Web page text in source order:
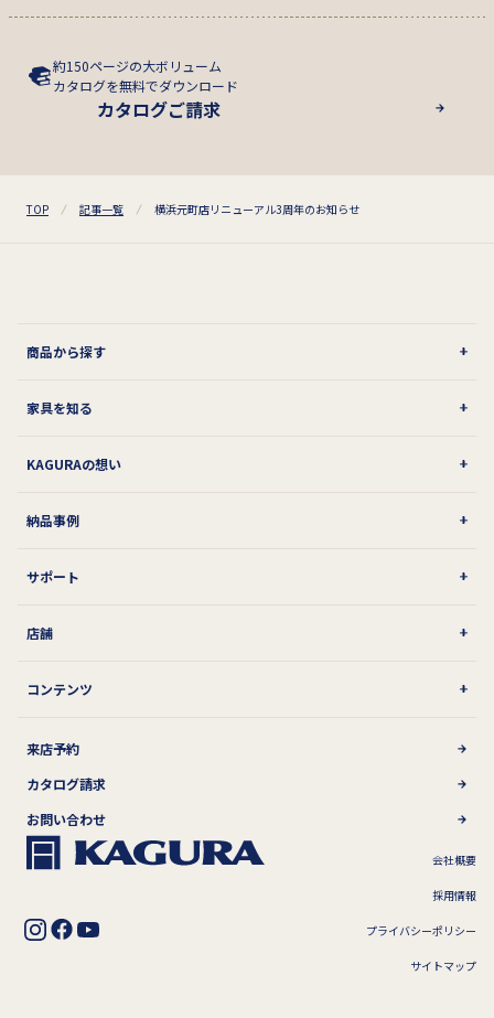
約150ページの大ボリューム
カタログを無料でダウンロード
カタログご請求
TOP 記事一覧 横浜元町店リニューアル3周年のお知らせ
商品から探す
家具を知る
KAGURAの想い
納品事例
サポート
店舗
コンテンツ
来店予約
カタログ請求
お問い合わせ
会社概要
採用情報
プライバシーポリシー
サイトマップ